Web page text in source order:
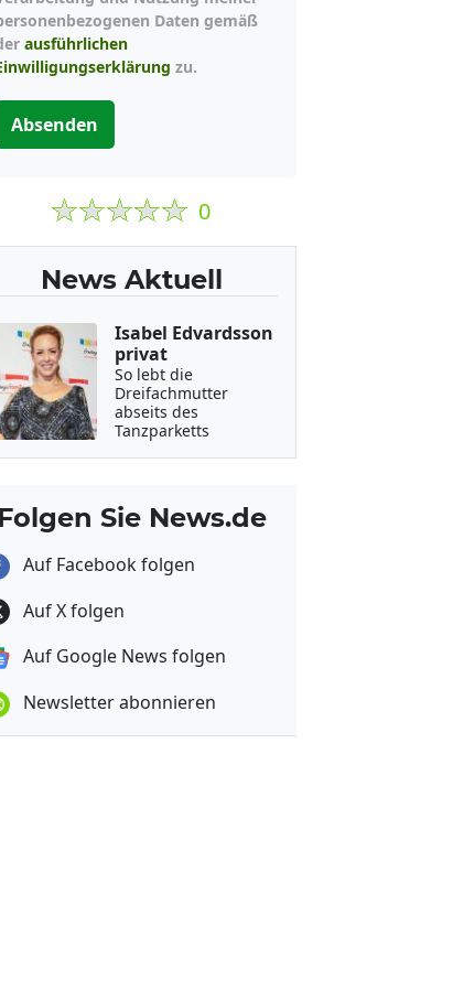
Daten gemäß
ausführlichen
zu.
Absenden
0
News Aktuell
Isabel Edvardsson
privat
So lebt die
Dreifachmutter
abseits des
Tanzparketts
Folgen Sie News.de
Auf Facebook folgen
Auf X folgen
Auf Google News folgen
Newsletter abonnieren